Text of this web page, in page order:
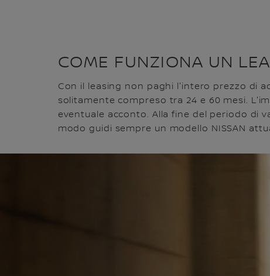
COME FUNZIONA UN
Con il leasing non paghi l'intero prezzo di
solitamente compreso tra 24 e 60 mesi.
eventuale acconto. Alla fine del periodo di
modo guidi sempre un modello NISSAN